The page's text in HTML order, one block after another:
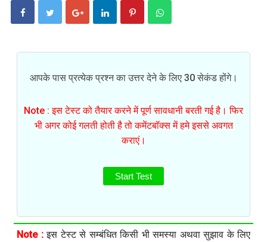
आपके पास प्रत्येक प्रश्न का उत्तर देने के लिए 30 सेकंड होंगे।
Note : इस टेस्ट को तैयार करने में पूर्ण सावधानी बरती गई है। फिर
भी अगर कोई गलती होती है तो कमेंटबॉक्स में हमे इससे अवगत
कराएं।
Start Test
Note :इस टेस्ट से सम्बंधित किसी भी समस्या अथवा सुझाव के लिए